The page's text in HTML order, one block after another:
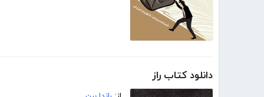
دانلود کتاب راز